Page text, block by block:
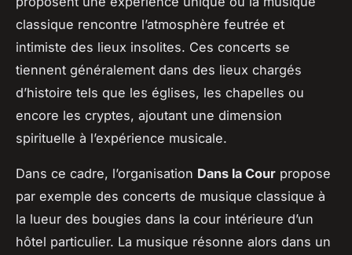
classique rencontre l’atmosphère feutrée et
intimiste des lieux insolites. Ces concerts se
tiennent généralement dans des lieux chargés
d’histoire tels que les églises, les chapelles ou
encore les cryptes, ajoutant une dimension
spirituelle à l’expérience musicale.
Dans ce cadre, l’organisation Dans la Cour propose
par exemple des concerts de musique classique à
la lueur des bougies dans la cour intérieure d’un
hôtel particulier. La musique résonne alors dans un